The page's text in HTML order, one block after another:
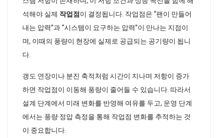
석해야 실제 작업점 이 결정됩니다. 작업점은 “팬이 만들어
내는 압력”과 “시스템이 요구하는 압력”이 만나는 지점이
며, 이때의 풍량이 현장에 실제로 공급되는 공기량이 됩니
다.
갱도 연장이나 분진 축적처럼 시간이 지나며 저항이 증가
하면 작업점이 이동해 풍량이 줄어들 수 있습니다. 따라서
설계 단계에서 미래 변화를 반영해 여유를 두고, 운영 단계
에서는 풍량·정압 측정을 통해 작업점 변화를 추적하는 것
이 중요합니다.